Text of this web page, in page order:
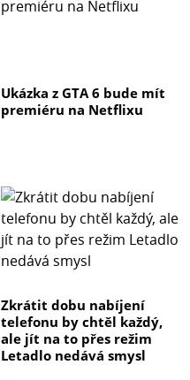
Ukázka z GTA 6 bude mít
premiéru na Netflixu
Zkrátit dobu nabíjení
telefonu by chtěl každý,
ale jít na to přes režim
Letadlo nedává smysl